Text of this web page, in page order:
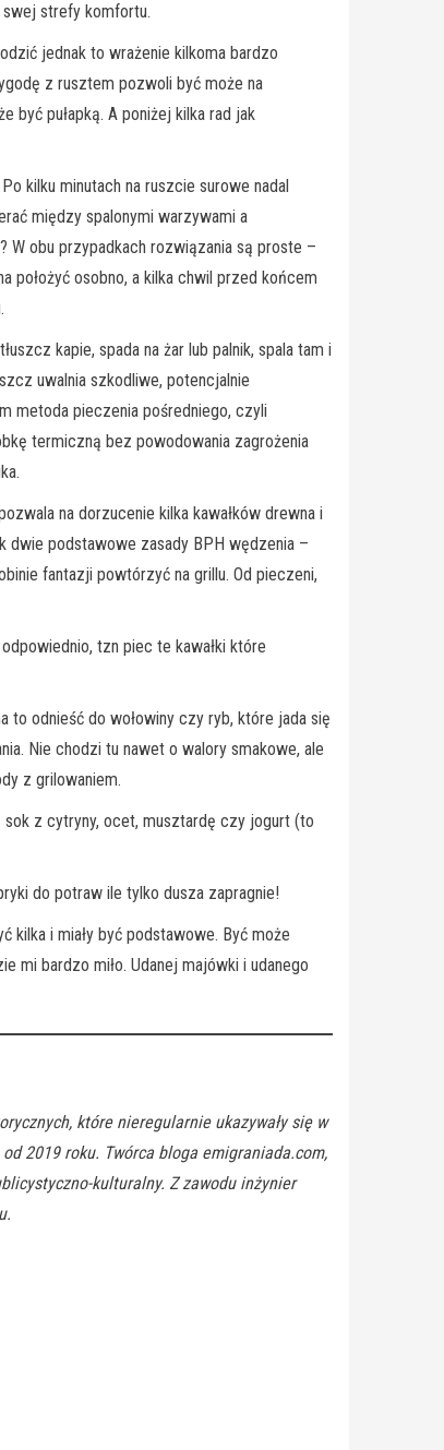
swej strefy komfortu.
jednak to wrażenie kilkoma bardzo
z rusztem pozwoli być może na
być pułapką. A poniżej kilka rad jak
kilku minutach na ruszcie surowe nadal
między spalonymi warzywami a
W obu przypadkach rozwiązania są proste –
położyć osobno, a kilka chwil przed końcem
kapie, spada na żar lub palnik, spala tam i
uwalnia szkodliwe, potencjalnie
metoda pieczenia pośredniego, czyli
termiczną bez powodowania zagrożenia
na dorzucenie kilka kawałków drewna i
dwie podstawowe zasady BPH wędzenia –
fantazji powtórzyć na grillu. Od pieczeni,
tzn piec te kawałki które
odnieść do wołowiny czy ryb, które jada się
Nie chodzi tu nawet o walory smakowe, ale
z grilowaniem.
sok z cytryny, ocet, musztardę czy jogurt (to
do potraw ile tylko dusza zapragnie!
kilka i miały być podstawowe. Być może
mi bardzo miło. Udanej majówki i udanego
które nieregularnie ukazywały się w
2019 roku. Twórca bloga emigraniada.com,
kulturalny. Z zawodu inżynier